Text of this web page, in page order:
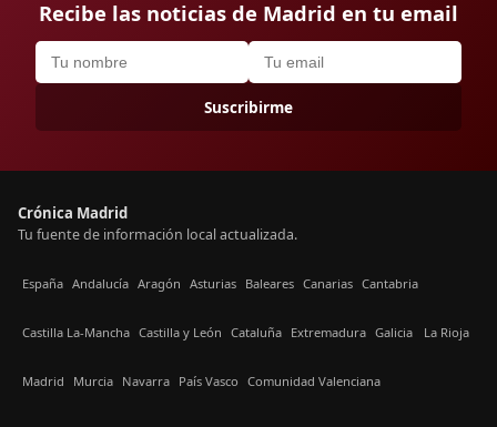
Recibe las noticias de Madrid en tu email
Suscribirme
Crónica Madrid
Tu fuente de información local actualizada.
España Andalucía Aragón Asturias Baleares Canarias Cantabria
Castilla La-Mancha Castilla y León Cataluña Extremadura Galicia La Rioja
Madrid Murcia Navarra País Vasco Comunidad Valenciana